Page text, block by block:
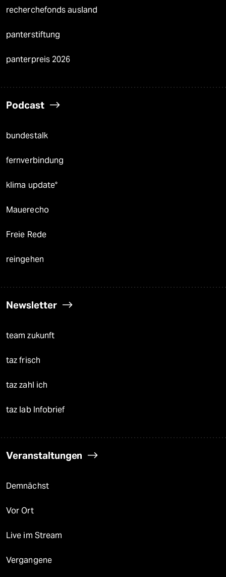
recherchefonds ausland
panterstiftung
panterpreis 2026
Podcast
bundestalk
fernverbindung
klima update°
Mauerecho
Freie Rede
reingehen
Newsletter
team zukunft
taz frisch
taz zahl ich
taz lab Infobrief
Veranstaltungen
Demnächst
Vor Ort
Live im Stream
Vergangene